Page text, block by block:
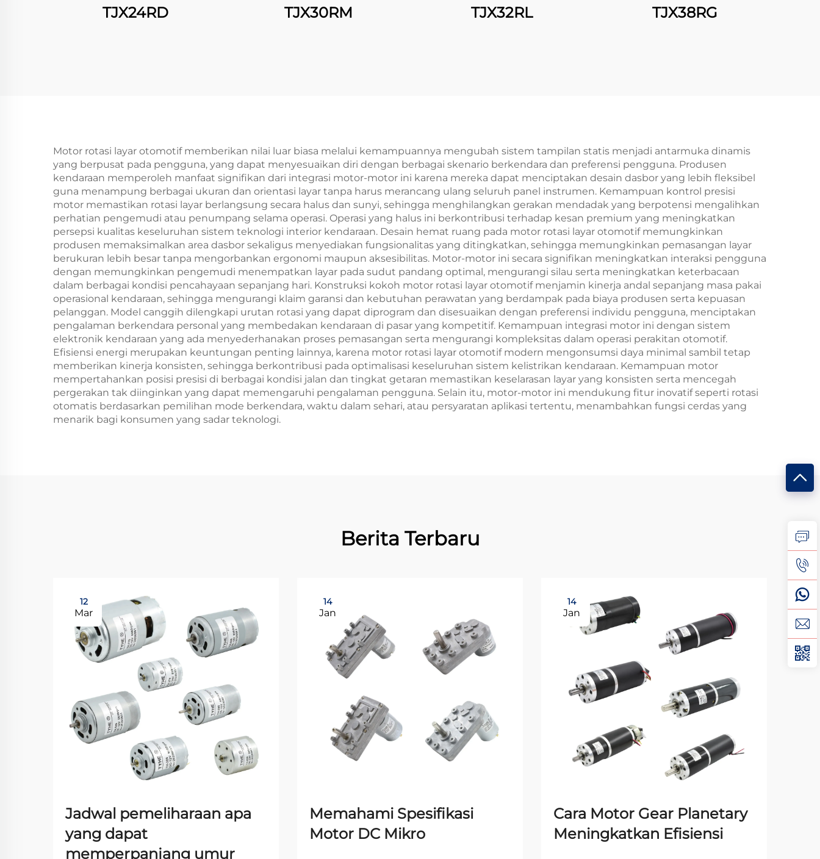
TJX24RD TJX30RM TJX32RL TJX38RG
Motor rotasi layar otomotif memberikan nilai luar biasa melalui kemampuannya mengubah sistem tampilan statis menjadi antarmuka dinamis
yang berpusat pada pengguna, yang dapat menyesuaikan diri dengan berbagai skenario berkendara dan preferensi pengguna. Produsen
kendaraan memperoleh manfaat signifikan dari integrasi motor-motor ini karena mereka dapat menciptakan desain dasbor yang lebih fleksibel
guna menampung berbagai ukuran dan orientasi layar tanpa harus merancang ulang seluruh panel instrumen. Kemampuan kontrol presisi
motor memastikan rotasi layar berlangsung secara halus dan sunyi, sehingga menghilangkan gerakan mendadak yang berpotensi mengalihkan
perhatian pengemudi atau penumpang selama operasi. Operasi yang halus ini berkontribusi terhadap kesan premium yang meningkatkan
persepsi kualitas keseluruhan sistem teknologi interior kendaraan. Desain hemat ruang pada motor rotasi layar otomotif memungkinkan
produsen memaksimalkan area dasbor sekaligus menyediakan fungsionalitas yang ditingkatkan, sehingga memungkinkan pemasangan layar
berukuran lebih besar tanpa mengorbankan ergonomi maupun aksesibilitas. Motor-motor ini secara signifikan meningkatkan interaksi pengguna
dengan memungkinkan pengemudi menempatkan layar pada sudut pandang optimal, mengurangi silau serta meningkatkan keterbacaan
dalam berbagai kondisi pencahayaan sepanjang hari. Konstruksi kokoh motor rotasi layar otomotif menjamin kinerja andal sepanjang masa pakai
operasional kendaraan, sehingga mengurangi klaim garansi dan kebutuhan perawatan yang berdampak pada biaya produsen serta kepuasan
pelanggan. Model canggih dilengkapi urutan rotasi yang dapat diprogram dan disesuaikan dengan preferensi individu pengguna, menciptakan
pengalaman berkendara personal yang membedakan kendaraan di pasar yang kompetitif. Kemampuan integrasi motor ini dengan sistem
elektronik kendaraan yang ada menyederhanakan proses pemasangan serta mengurangi kompleksitas dalam operasi perakitan otomotif.
Efisiensi energi merupakan keuntungan penting lainnya, karena motor rotasi layar otomotif modern mengonsumsi daya minimal sambil tetap
memberikan kinerja konsisten, sehingga berkontribusi pada optimalisasi keseluruhan sistem kelistrikan kendaraan. Kemampuan motor
mempertahankan posisi presisi di berbagai kondisi jalan dan tingkat getaran memastikan keselarasan layar yang konsisten serta mencegah
pergerakan tak diinginkan yang dapat memengaruhi pengalaman pengguna. Selain itu, motor-motor ini mendukung fitur inovatif seperti rotasi
otomatis berdasarkan pemilihan mode berkendara, waktu dalam sehari, atau persyaratan aplikasi tertentu, menambahkan fungsi cerdas yang
menarik bagi konsumen yang sadar teknologi.
Berita Terbaru
12
Mar
Jadwal pemeliharaan apa
yang dapat
memperpanjang umur
14
Jan
Memahami Spesifikasi
Motor DC Mikro
14
Jan
Cara Motor Gear Planetary
Meningkatkan Efisiensi